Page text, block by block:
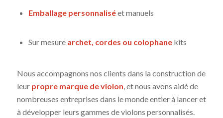
Emballage personnaliséet manuels
Sur mesure archet, cordes ou colophanekits
Nous accompagnons nos clients dans la construction de
leur propre marque de violon , et nous avons aidé de
nombreuses entreprises dans le monde entier à lancer et
à développer leurs gammes de violons personnalisés.